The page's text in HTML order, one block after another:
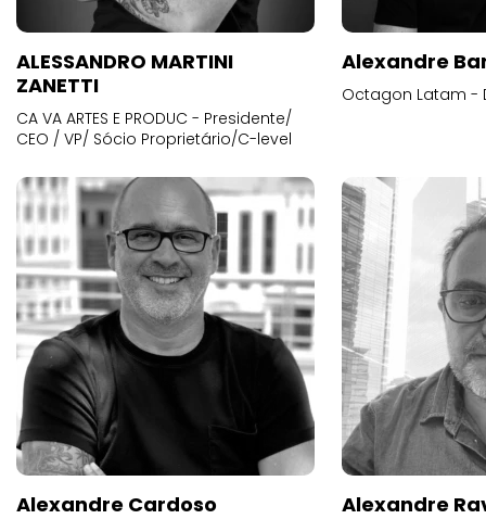
ALESSANDRO MARTINI
ZANETTI
CA VA ARTES E PRODUC - Presidente/
CEO / VP/ Sócio Proprietário/C-level
Alexandre
Octagon Latam -
Alexandre Cardoso Alexandre